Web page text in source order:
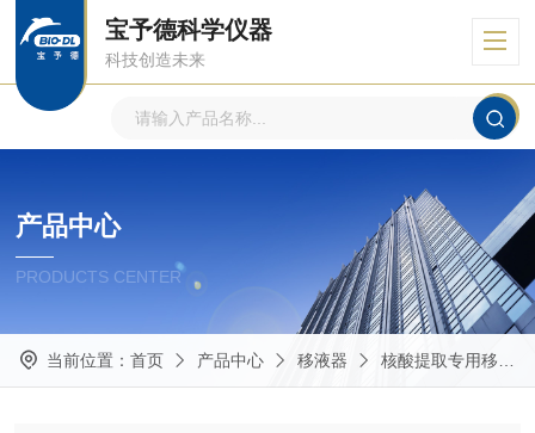
宝予德科学仪器
科技创造未来
产品中心
PRODUCTS CENTER
当前位置： 首页 产品中心 移液器 核酸提取专用移液器